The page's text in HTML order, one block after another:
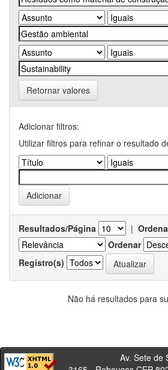
Retornar valores
Adicionar filtros:
Utilizar filtros para refinar o resultado
Resultados/Página |
Ordenar
Registro(s)
Não há resultados para
Av. Sete de